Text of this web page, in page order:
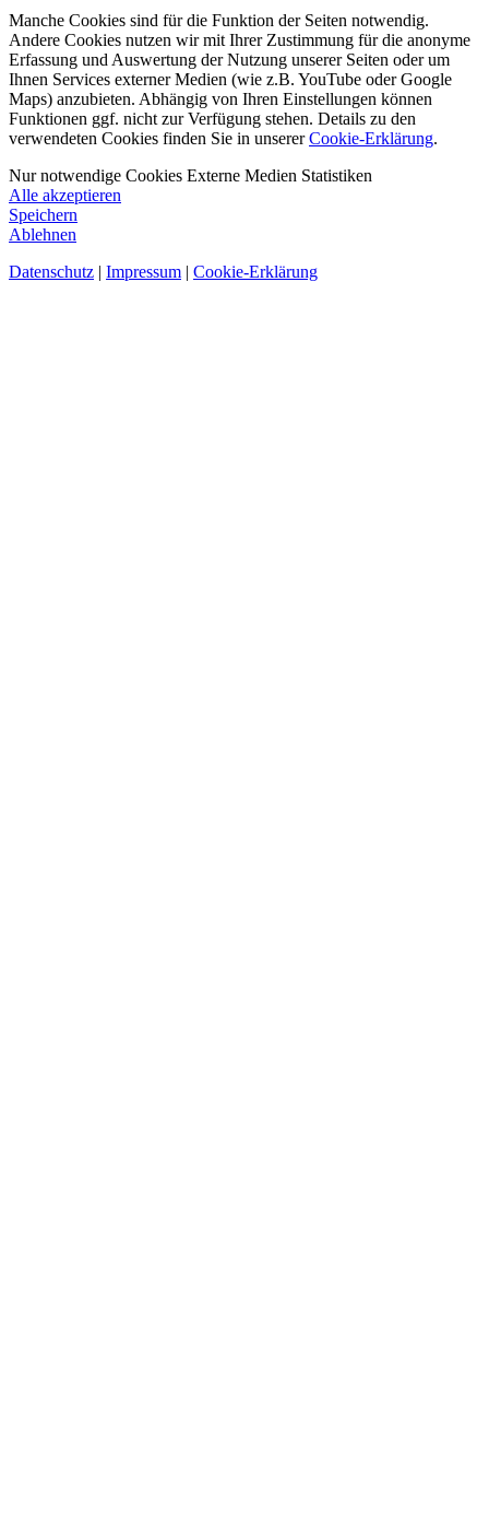
Manche Cookies sind für die Funktion der Seiten notwendig.
Andere Cookies nutzen wir mit Ihrer Zustimmung für die anonyme
Erfassung und Auswertung der Nutzung unserer Seiten oder um
Ihnen Services externer Medien (wie z.B. YouTube oder Google
Maps) anzubieten. Abhängig von Ihren Einstellungen können
Funktionen ggf. nicht zur Verfügung stehen. Details zu den
verwendeten Cookies finden Sie in unsererCookie-Erklärung.
Nur notwendige Cookies Externe Medien Statistiken
Alle akzeptieren
Speichern
Ablehnen
Datenschutz | Impressum | Cookie-Erklärung